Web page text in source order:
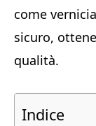
come
sicuro,
qualità.
Indice